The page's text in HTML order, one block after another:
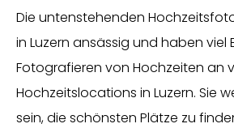
Die untenstehenden
in Luzern ansässig und haben viel
Fotografieren von Hochzeiten an
Hochzeitslocations in Luzern. Sie
sein, die schönsten Plätze zu